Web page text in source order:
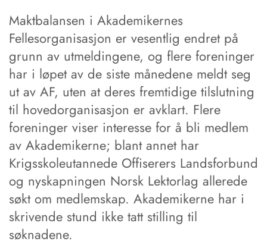
Maktbalansen i Akademikernes
Fellesorganisasjon er vesentlig endret på
grunn av utmeldingene, og flere foreninger
har i løpet av de siste månedene meldt seg
ut av AF, uten at deres fremtidige tilslutning
til hovedorganisasjon er avklart. Flere
foreninger viser interesse for å bli medlem
av Akademikerne; blant annet har
Krigsskoleutannede Offiserers Landsforbund
og nyskapningen Norsk Lektorlag allerede
søkt om medlemskap. Akademikerne har i
skrivende stund ikke tatt stilling til
søknadene.